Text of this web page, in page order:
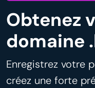
Obtenez
domaine
Enregistrez votre
créez une forte